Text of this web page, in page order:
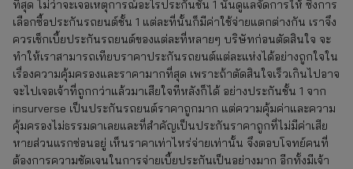
ที่สุด ไม่ว่าจะเจอเหตุการณ์อะไรประกันชั้น 1 นั้นดูแลจัดการให้ ซึ่งการ
เลือกซื้อประกันรถยนต์ชั้น 1 แต่ละที่นั้นก็มีค่าใช้จ่ายแตกต่างกัน เราจึง
ควรเช็กเบี้ยประกันรถยนต์ของแต่ละที่หลายๆ บริษัทก่อนตัดสินใจ จะ
ทำให้เราสามารถเทียบราคาประกันรถยนต์แต่ละแห่งได้อย่างถูกใจใน
เรื่องความคุ้มครองและราคามากที่สุด เพราะถ้าตัดสินใจเร็วเกินไปอาจ
จะไปเจอเจ้าที่ถูกกว่าแล้วมาเสียใจทีหลังก็ได้ อย่างประกันชั้น 1 จาก
insurverse เป็นประกันรถยนต์ราคาถูกมาก แต่ความคุ้มค่าและความ
คุ้มครองไม่ธรรมดาเลยและที่สำคัญเป็นประกันราคาถูกที่ไม่มีค่าเสีย
หายส่วนแรกซ่อนอยู่ เห็นราคาเท่าไหร่จ่ายเท่านั้น จึงตอบโจทย์คนที่
ต้องการความชัดเจนในการจ่ายเบี้ยประกันเป็นอย่างมาก อีกทั้งมีเจ้า